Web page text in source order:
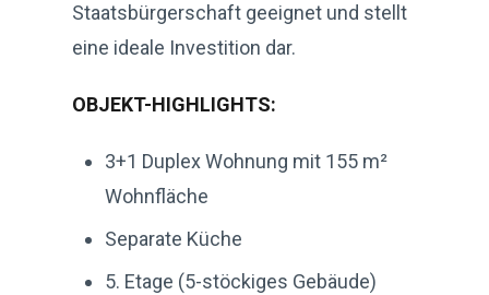
Staatsbürgerschaft geeignet und stellt
eine ideale Investition dar.
OBJEKT-HIGHLIGHTS:
3+1 Duplex Wohnung mit 155 m²
Wohnfläche
Separate Küche
5. Etage (5-stöckiges Gebäude)